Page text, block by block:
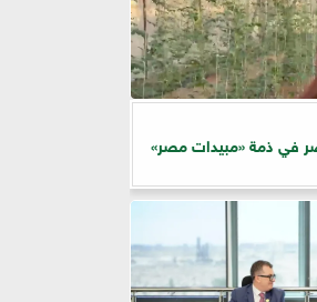
في ذمة «مبيدات مصر»